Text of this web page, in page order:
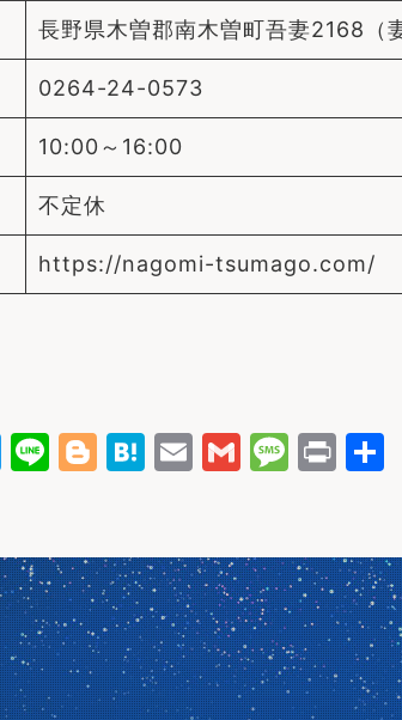
長野県木曽郡南木曽町吾妻2168（
0264-24-0573
10:00～16:00
不定休
https://nagomi-tsumago.com/
T
t
e
r
Li Bl
g
e
r
H
n
a
E
l
G
l
M
s
a
g
e
P
t